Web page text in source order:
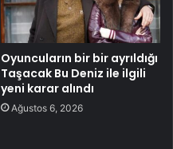
Oyuncuların bir bir ayrıldığı
Taşacak Bu Deniz ile ilgili
yeni karar alındı
Ağustos 6, 2026